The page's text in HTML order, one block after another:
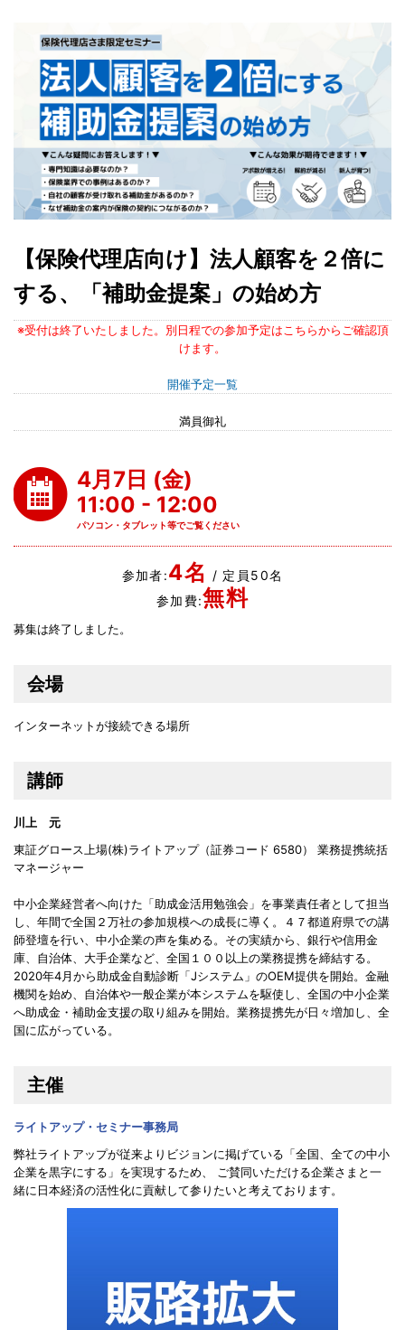
【保険代理店向け】法人顧客を２倍に
する、「補助金提案」の始め方
※受付は終了いたしました。別日程での参加予定はこちらからご確認頂
けます。
開催予定一覧
満員御礼
4月7日 (金)
11:00 - 12:00
パソコン・タブレット等でご覧ください
参加者:4名
/ 定員50名
参加費:無料
募集は終了しました。
会場
インターネットが接続できる場所
講師
川上 元
東証グロース上場(株)ライトアップ（証券コード 6580） 業務提携統括
マネージャー
中小企業経営者へ向けた「助成金活用勉強会」を事業責任者として担当
し、年間で全国２万社の参加規模への成長に導く。４７都道府県での講
師登壇を行い、中小企業の声を集める。その実績から、銀行や信用金
庫、自治体、大手企業など、全国１００以上の業務提携を締結する。
2020年4月から助成金自動診断「Jシステム」のOEM提供を開始。金融
機関を始め、自治体や一般企業が本システムを駆使し、全国の中小企業
へ助成金・補助金支援の取り組みを開始。業務提携先が日々増加し、全
国に広がっている。
主催
ライトアップ・セミナー事務局
弊社ライトアップが従来よりビジョンに掲げている「全国、全ての中小
企業を黒字にする」を実現するため、 ご賛同いただける企業さまと一
緒に日本経済の活性化に貢献して参りたいと考えております。